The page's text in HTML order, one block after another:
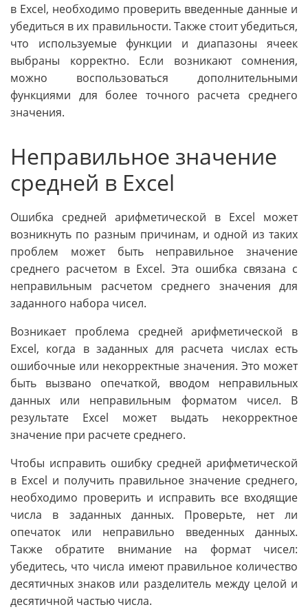
в Excel, необходимо проверить введенные данные и
убедиться в их правильности. Также стоит убедиться,
что используемые функции и диапазоны ячеек
выбраны корректно. Если возникают сомнения,
можно воспользоваться дополнительными
функциями для более точного расчета среднего
значения.
Неправильное значение
средней в Excel
Ошибка средней арифметической в Excel может
возникнуть по разным причинам, и одной из таких
проблем может быть неправильное значение
среднего расчетом в Excel. Эта ошибка связана с
неправильным расчетом среднего значения для
заданного набора чисел.
Возникает проблема средней арифметической в
Excel, когда в заданных для расчета числах есть
ошибочные или некорректные значения. Это может
быть вызвано опечаткой, вводом неправильных
данных или неправильным форматом чисел. В
результате Excel может выдать некорректное
значение при расчете среднего.
Чтобы исправить ошибку средней арифметической
в Excel и получить правильное значение среднего,
необходимо проверить и исправить все входящие
числа в заданных данных. Проверьте, нет ли
опечаток или неправильно введенных данных.
Также обратите внимание на формат чисел:
убедитесь, что числа имеют правильное количество
десятичных знаков или разделитель между целой и
десятичной частью числа.